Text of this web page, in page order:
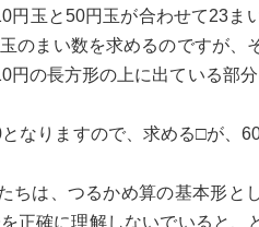
玉と50円玉が合わせて23
のまい数を求めるのですが、
の長方形の上に出ている部
なりますので、求める□が、
は、つるかめ算の基本形と
正確に理解しないでいると